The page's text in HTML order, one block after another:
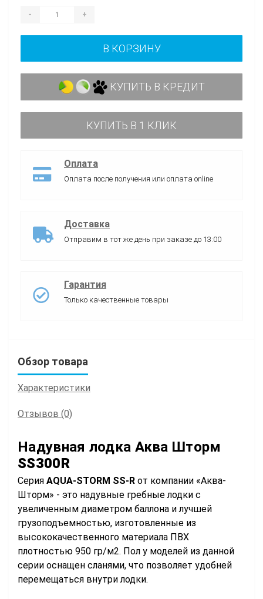
- +
В КОРЗИНУ
КУПИТЬ В КРЕДИТ
КУПИТЬ В 1 КЛИК
Оплата
Оплата после получения или оплата online
Доставка
Отправим в тот же день при заказе до 13:00
Гарантия
Только качественные товары
Обзор товара
Характеристики
Отзывов (0)
Надувная лодка Аква Шторм
SS300R
Серия AQUA-STORM SS-R от компании «Аква-
Шторм» - это надувные гребные лодки с
увеличенным диаметром баллона и лучшей
грузоподъемностью, изготовленные из
высококачественного материала ПВХ
плотностью 950 гр/м2. Пол у моделей из данной
серии оснащен сланями, что позволяет удобней
перемещаться внутри лодки.